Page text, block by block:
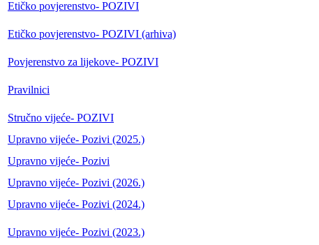
Etičko povjerenstvo- POZIVI
Etičko povjerenstvo- POZIVI (arhiva)
Povjerenstvo za lijekove- POZIVI
Pravilnici
Stručno vijeće- POZIVI
Upravno vijeće- Pozivi (2025.)
Upravno vijeće- Pozivi
Upravno vijeće- Pozivi (2026.)
Upravno vijeće- Pozivi (2024.)
Upravno vijeće- Pozivi (2023.)